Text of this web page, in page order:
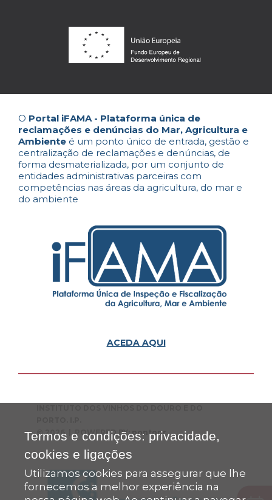
O Portal iFAMA - Plataforma única de
reclamações e denúncias do Mar, Agricultura e
Ambiente é um ponto único de entrada, gestão e
centralização de reclamações e denúncias, de
forma desmaterializada, por um conjunto de
entidades administrativas parceiras com
competências nas áreas da agricultura, do mar e
do ambiente
ACEDA AQUI
© 2026 | POWERED BY:pontopr
Termos e condições: privacidade,
cookies e ligações
Utilizamos cookies para assegurar que lhe
fornecemos a melhor experiência na